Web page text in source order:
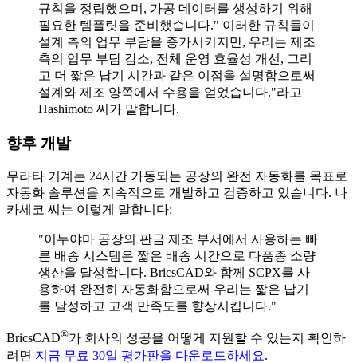
규칙을 정립했으며, 가공 데이터를 생성하기 위해
필요한 템플릿을 준비했습니다." 이러한 규칙들이
설계 측의 업무 부담을 증가시키지만, 우리는 제조
측의 업무 부담 감소, 전체 운영 효율성 개선, 그리
고 더 짧은 납기 시간과 같은 이점을 설명함으로써
설계와 제조 양쪽에서 수용을 얻었습니다."라고
Hashimoto 씨가 말합니다.
향후 개발
무라타 기계는 24시간 가동되는 공장의 완전 자동화를 목표로
자동화 솔루션을 지속적으로 개발하고 검증하고 있습니다. 나
카세코 씨는 이렇게 말합니다:
"이누야마 공장의 판금 제조 부서에서 사용하는 빠
른 배송 시스템은 짧은 배송 시간으로 다품종 소량
생산을 달성합니다. BricsCAD와 함께 SCPX를 사
용하여 완전히 자동화함으로써 우리는 짧은 납기
를 달성하고 고객 만족도를 향상시킵니다."
BricsCAD®가 회사의 성공을 어떻게 지원할 수 있는지 확인하
려면 지금 무료 30일 평가판을 다운로드하세요.